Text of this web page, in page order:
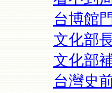
台博館
文化部
文化部
台灣史